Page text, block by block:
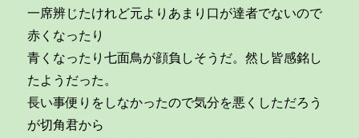
一席辨じたけれど元よりあまり口が達者でないので
赤くなったり
青くなったり七面鳥が顔負しそうだ。然し皆感銘し
たようだった。
長い事便りをしなかったので気分を悪くしただろう
が切角君から